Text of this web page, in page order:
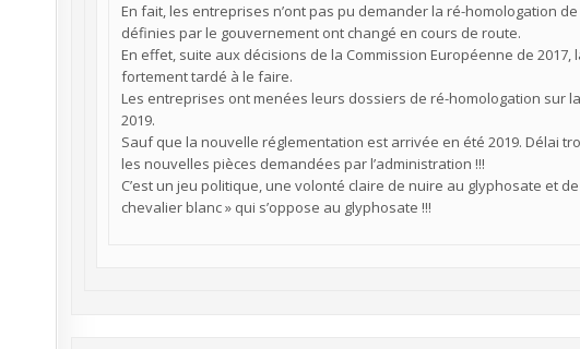
En fait, les entreprises n’ont pas pu demander la ré-homologation
définies par le gouvernement ont changé en cours de route.
En effet, suite aux décisions de la Commission Européenne de
fortement tardé à le faire.
Les entreprises ont menées leurs dossiers de ré-homologation sur
2019.
Sauf que la nouvelle réglementation est arrivée en été 2019. Délai
les nouvelles pièces demandées par l’administration !!!
C’est un jeu politique, une volonté claire de nuire au glyphosate et
chevalier blanc » qui s’oppose au glyphosate !!!